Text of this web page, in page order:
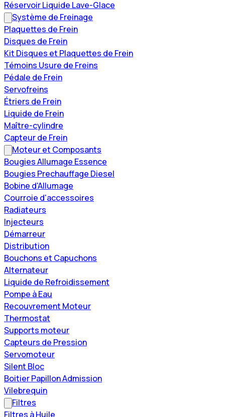
Réservoir Liquide Lave-Glace
Système de Freinage
Plaquettes de Frein
Disques de Frein
Kit Disques et Plaquettes de Frein
Témoins Usure de Freins
Pédale de Frein
Servofreins
Étriers de Frein
Liquide de Frein
Maître-cylindre
Capteur de Frein
Moteur et Composants
Bougies Allumage Essence
Bougies Prechauffage Diesel
Bobine d'Allumage
Courroie d'accessoires
Radiateurs
Injecteurs
Démarreur
Distribution
Bouchons et Capuchons
Alternateur
Liquide de Refroidissement
Pompe à Eau
Recouvrement Moteur
Thermostat
Supports moteur
Capteurs de Pression
Servomoteur
Silent Bloc
Boitier Papillon Admission
Vilebrequin
Filtres
Filtres à Huile